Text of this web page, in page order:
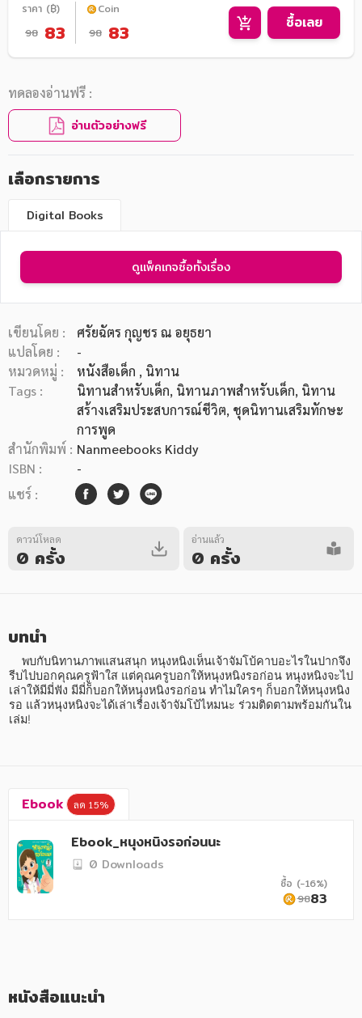
หมวดหมู่หนังสือ
หมวดหมู่ยอดนิยม
หนังสือออกใหม่ หนังสือยอดนิยม หนังสือเช่า
หนังสือเสียง
โปรโมชั่นลดราคา
อาหาร สุขภาพ การแพทย์
ศิลปะ บันเทิง กีฬา ท่องเที่ยว
สังคม วัฒนธรรม การปกครอง ศาสนาและปรัชญา
การเงิน การลงทุน บริหาร
นิตยสาร หนังสือพิมพ์
ครอบครัว
เทคโนโลยี การสื่อสาร วิทยาศาสตร์
ราคา (฿)
98 83
Coin
98 83 ซื้อเลย
ทดลองอ่านฟรี :
อ่านตัวอย่างฟรี
เลือกรายการ
Digital Books
ดูแพ็คเกจซื้อทั้งเรื่อง
เขียนโดย :
ศรัยฉัตร กุญชร ณ อยุธยา
แปลโดย :
-
หมวดหมู่ :
หนังสือเด็ก , นิทาน
Tags :
นิทานสำหรับเด็ก, นิทานภาพสำหรับเด็ก, นิทาน
สร้างเสริมประสบการณ์ชีวิต, ชุดนิทานเสริมทักษะ
การพูด
สำนักพิมพ์ : Nanmeebooks Kiddy
ISBN :
-
แชร์ :
ดาวน์โหลด
0 ครั้ง
อ่านแล้ว
0 ครั้ง
บทนำ
รีบไปบอกคุณครูฟ้าใส แต่คุณครูบอกให้หนุงหนิงรอก่อน หนุงหนิงจะไป
เล่าให้มีมี่ฟัง มีมี่ก็บอกให้หนุงหนิงรอก่อน ทำไมใครๆ ก็บอกให้หนุงหนิง
รอ แล้วหนุงหนิงจะได้เล่าเรื่องเจ้าจัมโบ้ไหมนะ ร่วมติดตามพร้อมกันใน
เล่ม!
Ebook ลด 15%
Ebook_หนุงหนิงรอก่อนนะ
0 Downloads
ซื้อ (-16%)
9883
หนังสือแนะนำ